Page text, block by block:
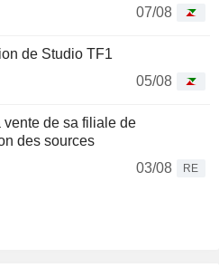
07/08
de Studio TF1
05/08
vente de sa filiale de
des sources
03/08
RE